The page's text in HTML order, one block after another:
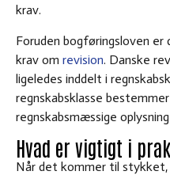
krav.
Foruden bogføringsloven
krav om revision. Danske
ligeledes inddelt i
regnskabsklasse
regnskabsmæssige
Hvad er vigtigt i
Når det kommer til stykket,